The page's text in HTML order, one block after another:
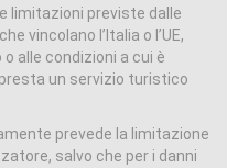
limitazioni previste dalle
vincolano l’Italia o l’UE,
alle condizioni a cui è
un servizio turistico
prevede la limitazione
salvo che per i danni